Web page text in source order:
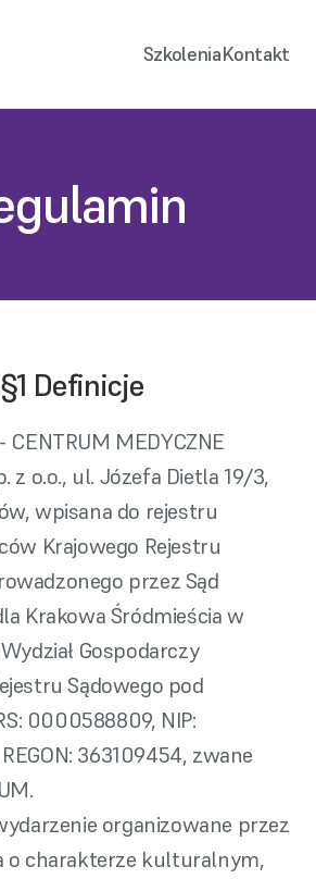
SzkoleniaKontakt
§1 Definicje
MEDYCZNE
z o.o., ul. Józefa Dietla 19/3,
wpisana do rejestru
Krajowego Rejestru
przez Sąd
Krakowa Śródmieścia w
Gospodarczy
Sądowego pod
0000588809, NIP:
363109454, zwane
organizowane przez
o charakterze kulturalnym,